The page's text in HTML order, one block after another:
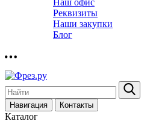
Наш офис
Реквизиты
Наши закупки
Блог
Навигация Контакты
Каталог